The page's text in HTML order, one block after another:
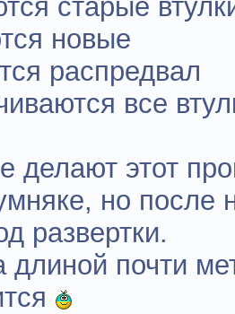
старые
новые
распредвал
все
делают этот
но после
развертки.
длиной почти